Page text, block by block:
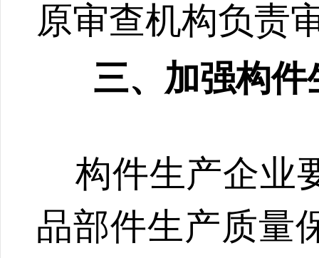
原审查机构负责
三、加强构
构件生产企业
品部件生产质量